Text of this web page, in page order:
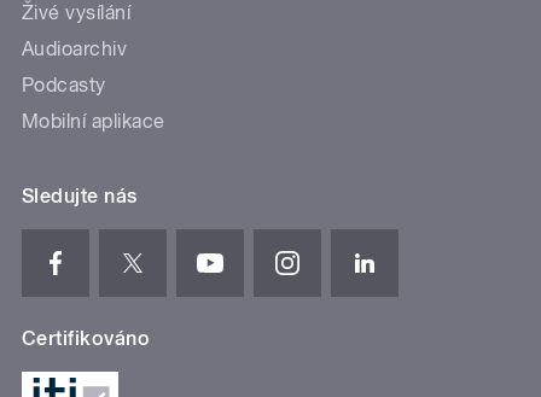
Živé vysílání
Audioarchiv
Podcasty
Mobilní aplikace
Sledujte nás
Certifikováno